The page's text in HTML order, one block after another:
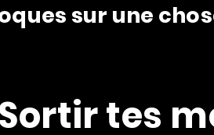
sur une
Sortir tes